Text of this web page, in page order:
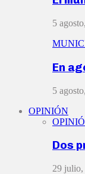
5
En
5
OPINIÓN
Dos
29 julio,